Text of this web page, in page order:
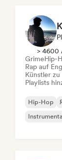
> 4600
GrimeHip-
Rap auf
Künstler
Playlists
Hip-Hop